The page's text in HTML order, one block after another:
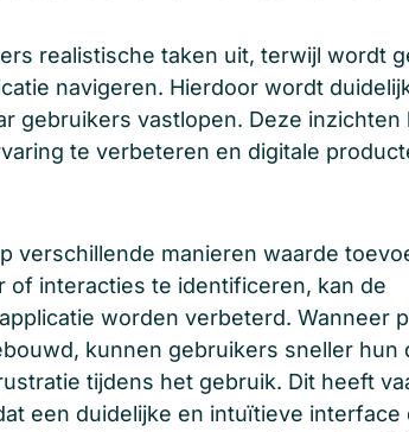
realistische taken uit, terwijl wordt
navigeren. Hierdoor wordt
gebruikers vastlopen. Deze inzichten
te verbeteren en digitale
verschillende manieren waarde
of interacties te identificeren, kan de
worden verbeterd. Wanneer
kunnen gebruikers sneller hun
tijdens het gebruik. Dit heeft
een duidelijke en intuïtieve interface